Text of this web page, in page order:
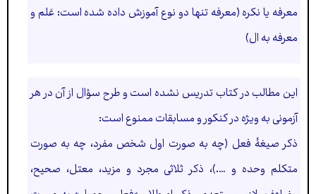
معرفه يا نكره(معرفه تنها دو نوع آموزش داده شده است: عَلم و
معرفه به ال)
اين مطالب در كتاب تدريس نشده است و طرح سؤال از آن در هر
آزمونی به ويژه در كنكور و مسابقات ممنوع است:
ذكر صيغۀ فعل (چه به صورت اول شخص مفرد، چه به صورت
متكلم وحده و ….)، ذكر ثلاثی مجرد و مزيد، معتل، صحيح،